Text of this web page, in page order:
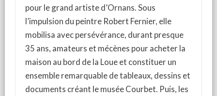
pour le grand artiste d’Ornans. Sous
l’impulsion du peintre Robert Fernier, elle
mobilisa avec persévérance, durant presque
35 ans, amateurs et mécènes pour acheter la
maison au bord de la Loue et constituer un
ensemble remarquable de tableaux, dessins et
documents créant le musée Courbet. Puis, les